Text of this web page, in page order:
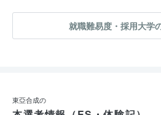
就職難易度・採用大学
東亞合成の